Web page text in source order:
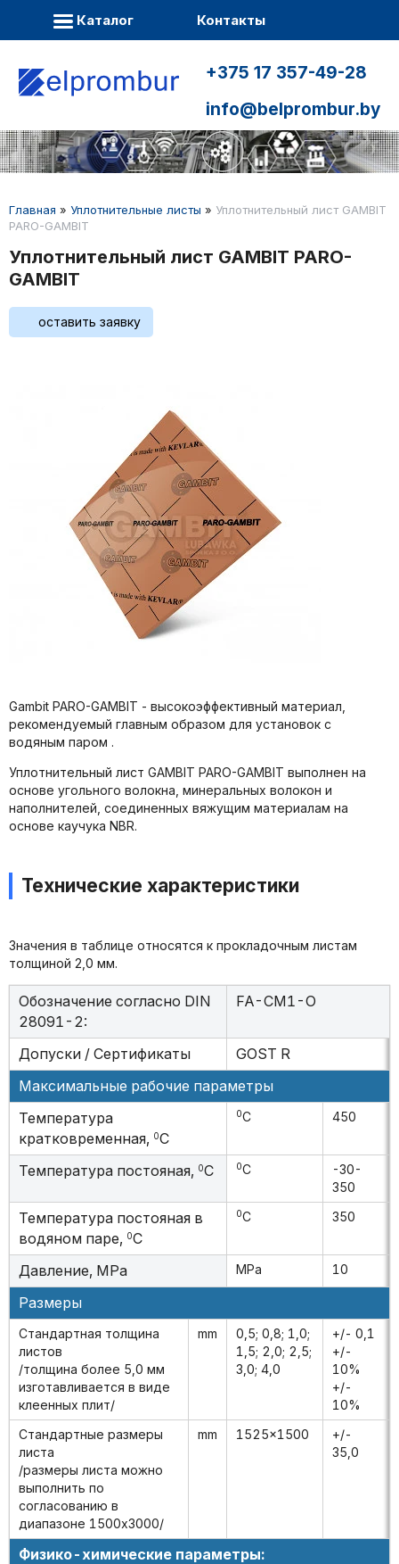
Каталог Контакты
+375 17 357-49-28
info@belprombur.by
Главная » Уплотнительные листы » Уплотнительный лист GAMBIT
PARO-GAMBIT
Уплотнительный лист GAMBIT PARO-
GAMBIT
оставить заявку
Gambit PARO-GAMBIT - высокоэффективный материал,
рекомендуемый главным образом для установок с
водяным паром .
Уплотнительный лист GAMBIT PARO-GAMBIT выполнен на
основе угольного волокна, минеральных волокон и
наполнителей, соединенных вяжущим материалам на
основе каучука NBR.
Технические характеристики
Значения в таблице относятся к прокладочным листам
толщиной 2,0 мм.
Обозначение согласно DIN
28091-2:
FA-CM1-O
Допуски / Сертификаты
GOST R
Максимальные рабочие параметры
Температура
кратковременная, 0C
0C 450
Температура постояная, 0C 0C
-30-
350
Температура постояная в
водяном паре, 0C
0C 350
Давление, MPa MPa 10
Размеры
Стандартная толщина
листов
/толщина более 5,0 мм
изготавливается в виде
клеенных плит/
mm
0,5; 0,8; 1,0;
1,5; 2,0; 2,5;
3,0; 4,0
+/- 0,1
+/-
10%
+/-
10%
Стандартные размеры
листа
/размеры листа можно
выполнить по
согласованию в
диапазоне 1500x3000/
mm 1525x1500
+/-
35,0
Физико-химические параметры: